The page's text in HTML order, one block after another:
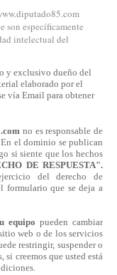
son específicamente
intelectual del
y exclusivo dueño del
elaborado por el
vía Email para obtener
no es responsable de
el dominio se publican
si siente que los hechos
DE RESPUESTA".
del derecho de
formulario que se deja a
equipo pueden cambiar
web o de los servicios
restringir, suspender o
si creemos que usted está